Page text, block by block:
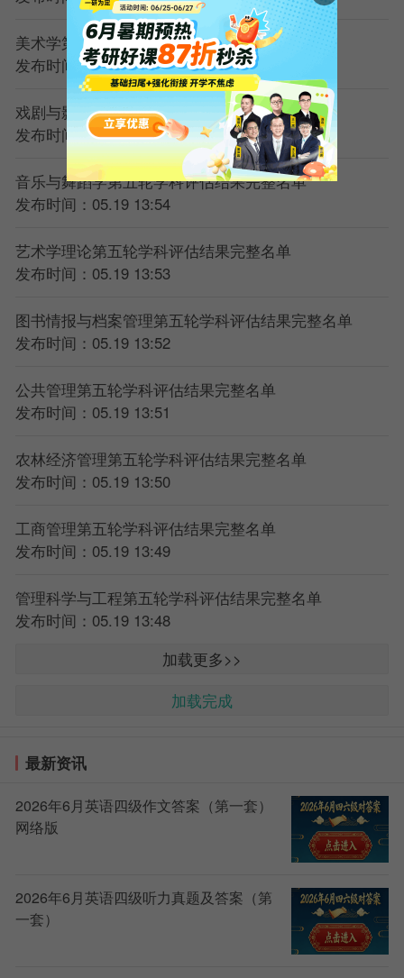
美术学第五轮学科评估结果完整名单
发布时间：05.19 13:56
戏剧与影视学第五轮学科评估结果完整名单
发布时间：05.19 13:55
音乐与舞蹈学第五轮学科评估结果完整名单
发布时间：05.19 13:54
艺术学理论第五轮学科评估结果完整名单
发布时间：05.19 13:53
图书情报与档案管理第五轮学科评估结果完整名单
发布时间：05.19 13:52
公共管理第五轮学科评估结果完整名单
发布时间：05.19 13:51
农林经济管理第五轮学科评估结果完整名单
发布时间：05.19 13:50
工商管理第五轮学科评估结果完整名单
发布时间：05.19 13:49
管理科学与工程第五轮学科评估结果完整名单
发布时间：05.19 13:48
加载更多>>
加载完成
最新资讯
2026年6月英语四级作文答案（第一套）
网络版
2026年6月英语四级听力真题及答案（第
一套）